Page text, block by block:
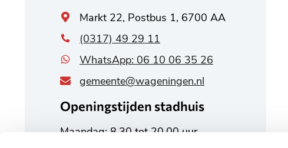
Algemeen
adres
Markt 22, Postbus 1, 6700 AA
(0317) 49 29 11
WhatsApp: 06 10 06 35 26
gemeente@wageningen.nl
Openingstijden stadhuis
Maandag: 8.30 tot 20.00 uur